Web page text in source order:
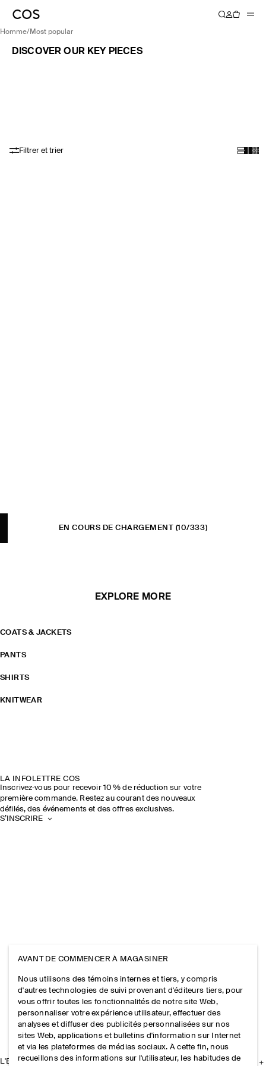
homme/ most popular
DISCOVER OUR KEY PIECES
Filtrer et trier
EN COURS DE CHARGEMENT (10/333)
EXPLORE MORE
COATS & JACKETS
PANTS
SHIRTS
KNITWEAR
LA INFOLETTRE COS
Inscrivez‑vous pour recevoir 10 % de réduction sur votre
première commande. Restez au courant des nouveaux
défilés, des événements et des offres exclusives.
S’INSCRIRE
L'ENTREPRISE
AVANT DE COMMENCER À MAGASINER
Nous utilisons des témoins internes et tiers, y compris
d'autres technologies de suivi provenant d'éditeurs tiers, pour
vous offrir toutes les fonctionnalités de notre site Web,
personnaliser votre expérience utilisateur, effectuer des
analyses et diffuser des publicités personnalisées sur nos
sites Web, applications et bulletins d'information sur Internet
et via les plateformes de médias sociaux. À cette fin, nous
recueillons des informations sur l'utilisateur, les habitudes de